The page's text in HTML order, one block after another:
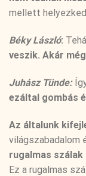
mellett
Béky László:
veszik. Akár
Juhász Tünde:
ezáltal gombás
Az általunk
világszabadalom
rugalmas szálak
Ez a rugalmas